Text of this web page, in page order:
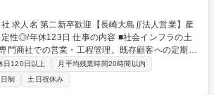
業】産
仕事の内容 ■社会インフラの土
門商社での営業・工程管理。既存顧客への定期訪
仕入先の選定、納期・スケジュール管理など、モ
活躍いただきます。 ■既存顧客への定期
入れた鋼材を加工する際の業者選定と納期管理 ■
日120日以上
月平均残業時間20時間以内
制 土日祝休み